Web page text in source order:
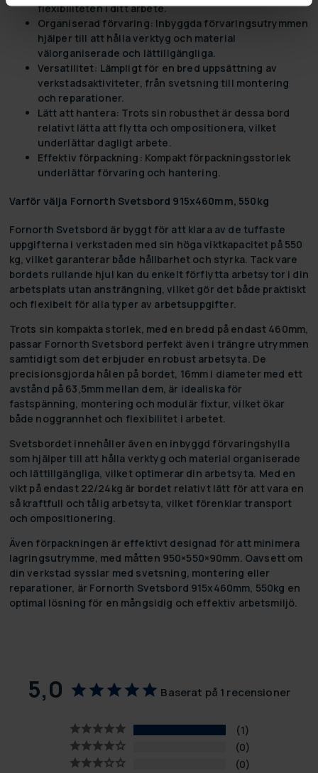
flexibiliteten i ditt arbete.
Organiserad förvaring: Inbyggda förvaringsutrymmen
hjälper till att hålla verktyg och material
välorganiserade och lättillgängliga.
Versatilitet: Lämpligt för en bred uppsättning av
verkstadsaktiviteter, från svetsning till montering
och reparationer.
Lätt att hantera: Trots sin robusthet är dessa bord
relativt lätta att flytta och ompositionera, vilket
underlättar dagligt arbete.
Effektiv förpackning: Kompakt förpackningsstorlek
underlättar förvaring och hantering.
Varför välja Fornorth Svetsbord 915x460mm, 550kg
Fornorth Svetsbord är byggt för att klara av de tuffaste
uppgifterna i verkstaden med sin höga viktkapacitet på 550
kg, vilket garanterar både hållbarhet och styrka. Tack vare
bordets rullande hjul kan du enkelt förflytta arbetsytor i din
arbetsplats utan ansträngning, vilket gör det både praktiskt
och flexibelt för alla typer av arbetsuppgifter.
Trots sin kompakta storlek, med en bredd på endast 460mm,
passar Fornorth Svetsbord perfekt även i trängre utrymmen
samtidigt som det erbjuder en robust arbetsyta. De
precisionsgjorda hålen på bordet, 16mm i diameter med ett
avstånd på 63,5mm mellan dem, är idealiska för
fastspänning, montering och modulär fixtur, vilket ökar
både noggrannhet och flexibilitet i arbetet.
Svetsbordet innehåller även en inbyggd förvaringshylla
som hjälper till att hålla verktyg och material organiserade
och lättillgängliga, vilket optimerar din arbetsyta. Med en
vikt på endast 22/24kg är bordet relativt lätt för att vara en
så kraftfull och tålig arbetsyta, vilket förenklar transport
och ompositionering.
Även förpackningen är effektivt designad för att minimera
lagringsutrymme, med måtten 950×550×90mm. Oavsett om
din verkstad sysslar med svetsning, montering eller
reparationer, är Fornorth Svetsbord 915x460mm, 550kg en
optimal lösning för en mångsidig och effektiv arbetsmiljö.
5,0 Baserat på 1 recensioner
1
0
0